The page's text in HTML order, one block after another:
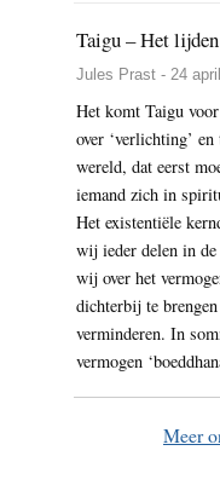
Taigu – Het
Jules Prast - 24
Het komt Taigu
over ‘verlichting’
wereld, dat eerst
iemand zich in
Het existentiële
wij ieder delen in
wij over het
dichterbij te
verminderen. In
vermogen
Meer